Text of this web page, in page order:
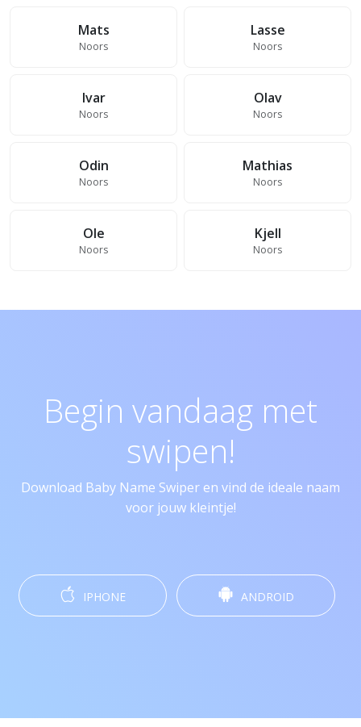
Mats
Noors
Lasse
Noors
Ivar
Noors
Olav
Noors
Odin
Noors
Mathias
Noors
Ole
Noors
Kjell
Noors
Begin vandaag met
swipen!
Download Baby Name Swiper en vind de ideale naam
voor jouw kleintje!
IPHONE ANDROID